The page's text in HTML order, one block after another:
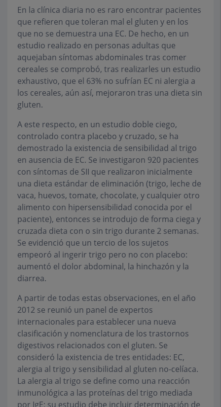
En la clínica diaria no es raro encontrar pacientes
que refieren que toleran mal el gluten y en los
que no se demuestra una EC. De hecho, en un
estudio realizado en personas adultas que
aquejaban síntomas abdominales tras comer
cereales se comprobó, tras realizarles un estudio
exhaustivo, que el 63% no sufrían EC ni alergia a
los cereales, aún así, mejoraron tras una dieta sin
gluten.
A este respecto, en un estudio doble ciego,
controlado contra placebo y cruzado, se ha
demostrado la existencia de sensibilidad al trigo
en ausencia de EC. Se investigaron 920 pacientes
con síntomas de SII que realizaron inicialmente
una dieta estándar de eliminación (trigo, leche de
vaca, huevos, tomate, chocolate, y cualquier otro
alimento con hipersensibilidad conocida por el
paciente), entonces se introdujo de forma ciega y
cruzada dieta con o sin trigo durante 2 semanas.
Se evidenció que un tercio de los sujetos
empeoró al ingerir trigo pero no con placebo:
aumentó el dolor abdominal, la hinchazón y la
diarrea.
A partir de todas estas observaciones, en el año
2012 se reunió un panel de expertos
internacionales para establecer una nueva
clasificación y nomenclatura de los trastornos
digestivos relacionados con el gluten. Se
consideró la existencia de tres entidades: EC,
alergia al trigo y sensibilidad al gluten no-celíaca.
La alergia al trigo se define como una reacción
inmunológica a las proteínas del trigo mediada
por IgE; su estudio debe incluir determinación de